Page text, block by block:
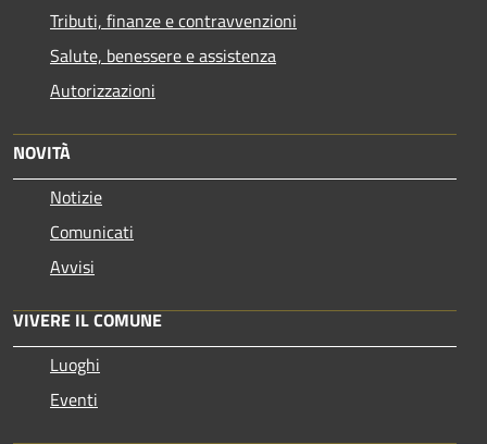
Tributi, finanze e contravvenzioni
Salute, benessere e assistenza
Autorizzazioni
NOVITÀ
Notizie
Comunicati
Avvisi
VIVERE IL COMUNE
Luoghi
Eventi